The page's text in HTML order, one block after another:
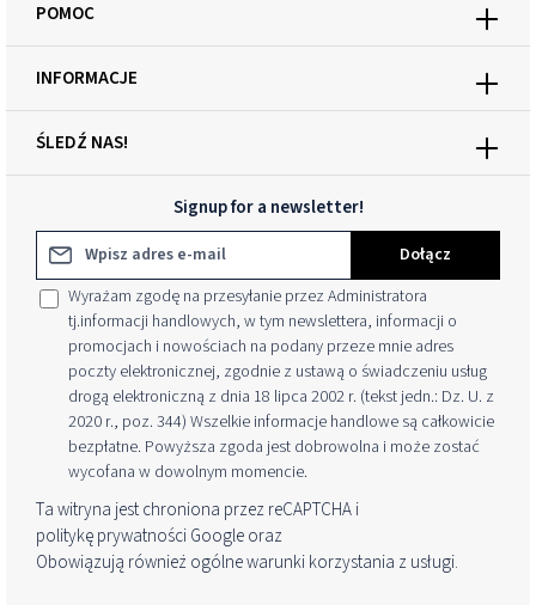
Signup for a newsletter!
Adres e-mail*
Dołącz
Wyrażam zgodę na przesyłanie przez Administratora
tj.informacji handlowych, w tym newslettera, informacji o
promocjach i nowościach na podany przeze mnie adres
poczty elektronicznej, zgodnie z ustawą o świadczeniu usług
drogą elektroniczną z dnia 18 lipca 2002 r. (tekst jedn.: Dz. U. z
2020 r., poz. 344) Wszelkie informacje handlowe są całkowicie
bezpłatne. Powyższa zgoda jest dobrowolna i może zostać
wycofana w dowolnym momencie.
Ta witryna jest chroniona przez reCAPTCHA i
politykę prywatnościGoogle oraz
Obowiązują również ogólne warunki korzystania z usługi.
ŚLEDŹ NAS!
POMOC
INFORMACJE